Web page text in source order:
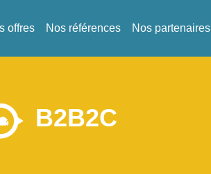
offres Nos références Nos partenaires
B2B2C